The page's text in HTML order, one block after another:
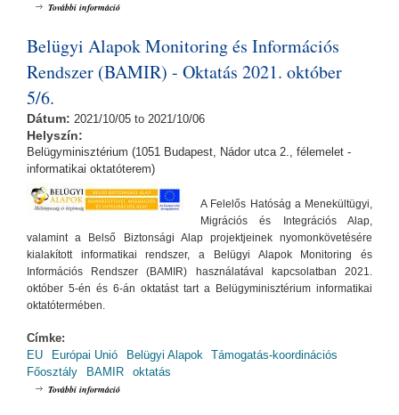
További információ
Belügyi Alapok Monitoring és Információs
Rendszer (BAMIR) - Oktatás 2021. október
5/6.
Dátum: 2021/10/05 to 2021/10/06
Helyszín:
Belügyminisztérium (1051 Budapest, Nádor utca 2., félemelet -
informatikai oktatóterem)
A Felelős Hatóság a Menekültügyi,
Migrációs és Integrációs Alap,
valamint a Belső Biztonsági Alap projektjeinek nyomonkövetésére
kialakított informatikai rendszer, a Belügyi Alapok Monitoring és
Információs Rendszer (BAMIR) használatával kapcsolatban 2021.
október 5-én és 6-án oktatást tart a Belügyminisztérium informatikai
oktatótermében.
Címke:
EU
Európai Unió Belügyi Alapok
Támogatás-koordinációs
Főosztály
BAMIR oktatás
További információ